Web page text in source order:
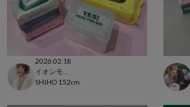
2026.02.18
SHIHO 152cm